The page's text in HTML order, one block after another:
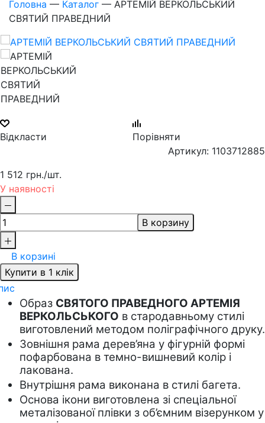
Головна — Каталог — АРТЕМІЙ ВЕРКОЛЬСЬКИЙ
СВЯТИЙ ПРАВЕДНИЙ
Відкласти
Порівняти
Артикул: 1103712885
1 512 грн./шт.
У наявності
В корзину
В корзині
Купити в 1 клік
Образ СВЯТОГО ПРАВЕДНОГО АРТЕМІЯ
ВЕРКОЛЬСЬКОГО в стародавньому стилі
виготовлений методом поліграфічного друку.
Зовнішня рама дерев’яна у фігурній формі
пофарбована в темно-вишневий колір і
лакована.
Внутрішня рама виконана в стилі багета.
Основа ікони виготовлена зі спеціальної
металізованої плівки з об’ємним візерунком у